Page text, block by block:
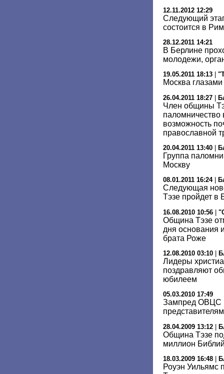
12.11.2012 12:29
Следующий
состоится в
28.12.2011 14:21
В Берлине
молодежи,
19.05.2011 18:13
Москва
26.04.2011 18:27 |
Член общины
паломничество
возможность
православной
20.04.2011 13:40
Группа
Москву
08.01.2011 16:24|
Следующая
Тэзе пройдет в
16.08.2010 10:56 |
Община Тэзе
дня основания
брата Роже
12.08.2010 03:10
Лидеры
поздравляют
юбилеем
05.03.2010 17:49
Зампред ОВЦС
28.04.2009 13:12 |
Община Тэзе
миллион
18.03.2009 16:48
Роуэн Уильямс